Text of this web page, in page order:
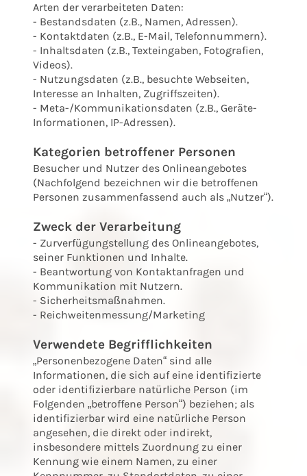
Arten der verarbeiteten Daten:
- Bestandsdaten (z.B., Namen, Adressen).
- Kontaktdaten (z.B., E-Mail, Telefonnummern).
- Inhaltsdaten (z.B., Texteingaben, Fotografien,
Videos).
- Nutzungsdaten (z.B., besuchte Webseiten,
Interesse an Inhalten, Zugriffszeiten).
- Meta-/Kommunikationsdaten (z.B., Geräte-
Informationen, IP-Adressen).
Kategorien betroffener Personen
Besucher und Nutzer des Onlineangebotes
(Nachfolgend bezeichnen wir die betroffenen
Personen zusammenfassend auch als „Nutzer“).
Zweck der Verarbeitung
- Zurverfügungstellung des Onlineangebotes,
seiner Funktionen und Inhalte.
- Beantwortung von Kontaktanfragen und
Kommunikation mit Nutzern.
- Sicherheitsmaßnahmen.
- Reichweitenmessung/Marketing
Verwendete Begrifflichkeiten
„Personenbezogene Daten“ sind alle
Informationen, die sich auf eine identifizierte
oder identifizierbare natürliche Person (im
Folgenden „betroffene Person“) beziehen; als
identifizierbar wird eine natürliche Person
angesehen, die direkt oder indirekt,
insbesondere mittels Zuordnung zu einer
Kennung wie einem Namen, zu einer